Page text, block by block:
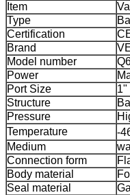
Item
Type
Certification
Brand
Model number
Power
Port Size
1"
Structure
Pressure
Temperature
-
Medium
Connection form
Body material
Seal material